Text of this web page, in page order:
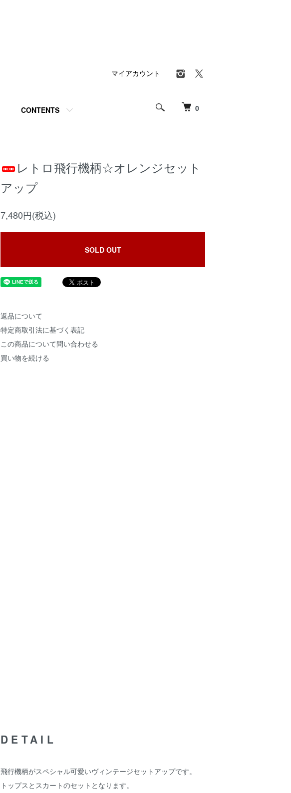
0
CONTENTS
マイアカウント
レトロ飛行機柄☆オレンジセット
アップ
7,480円(税込)
SOLD OUT
返品について
特定商取引法に基づく表記
この商品について問い合わせる
買い物を続ける
DETAIL
飛行機柄がスペシャル可愛いヴィンテージセットアップです。
トップスとスカートのセットとなります。